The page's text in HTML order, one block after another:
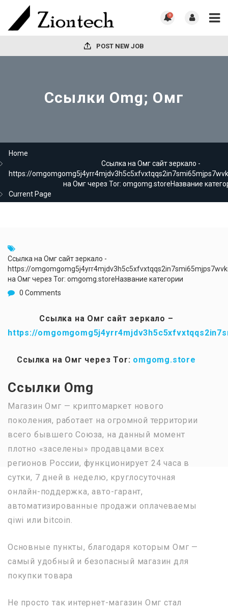
0
POST NEW JOB
Ссылки Omg; Омг
Home
Ссылка на Омг сайт зеркало -
https://
на Омг через Tor: omgomg.storeНазвание
Current Page
Ссылка на Омг сайт зеркало -
https://
на Омг через Tor: omgomg.storeНазвание категории
0 Comments
Ссылка на Омг сайт зеркало –
https://
Ссылка на Омг через Tor: omgomg.store
Ссылки Omg
Магазин Омг — криптомаркет нового
поколения, работает на огромной территории
всего бывшего Союза, на данный момент
плотно «заселены» продавцами всех
регионов России, функционирует 24 часа в
сутки, 7 дней в неделю, круглосуточная
онлайн-поддержка, авто-гарант,
автоматизированные продажи оплачеваемы
qiwi или bitcoin.
Основные пункты, благодаря которым Омг —
самый удобный и безопасный магазин для
покупки товара
Не просто так интернет-магазин Омг стал